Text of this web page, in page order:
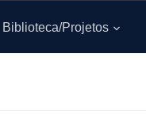
Biblioteca/Projetos